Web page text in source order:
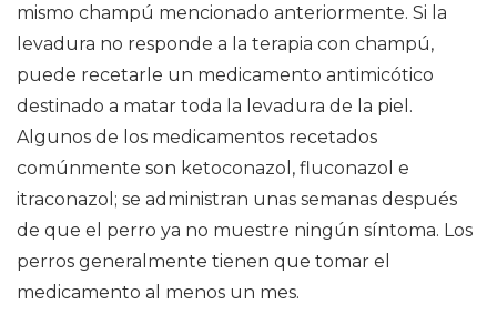
mismo champú mencionado anteriormente. Si la
levadura no responde a la terapia con champú,
puede recetarle un medicamento antimicótico
destinado a matar toda la levadura de la piel.
Algunos de los medicamentos recetados
comúnmente son ketoconazol, fluconazol e
itraconazol; se administran unas semanas después
de que el perro ya no muestre ningún síntoma. Los
perros generalmente tienen que tomar el
medicamento al menos un mes.